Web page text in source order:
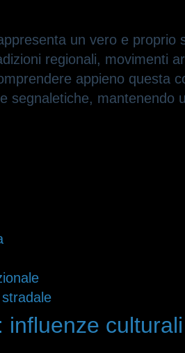
un vero e proprio
regionali, movimenti
appieno questa
segnaletiche, mantenendo
influenze